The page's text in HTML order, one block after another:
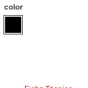
color